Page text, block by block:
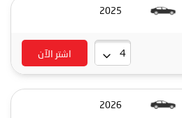
2025
اشتر الآن
2026